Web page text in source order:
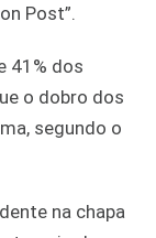
Post”.
41% dos
o dobro dos
segundo o
na chapa